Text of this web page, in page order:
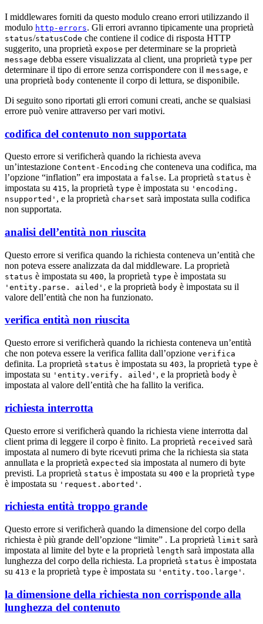
I middlewares forniti da questo modulo creano errori utilizzando il
modulo http-errors. Gli errori avranno tipicamente una proprietà
status/statusCode che contiene il codice di risposta HTTP
suggerito, una proprietà expose per determinare se la proprietà
message debba essere visualizzata al client, una proprietà type per
determinare il tipo di errore senza corrispondere con il message, e
una proprietà body contenente il corpo di lettura, se disponibile.
Di seguito sono riportati gli errori comuni creati, anche se qualsiasi
errore può venire attraverso per vari motivi.
codifica del contenuto non supportata
Questo errore si verificherà quando la richiesta aveva
un’intestazione Content-Encoding che conteneva una codifica, ma
l’opzione “inflation” era impostata a false. La proprietà status è
impostata su 415, la proprietà type è impostata su 'encoding.
nsupported' , e la proprietà charset sarà impostata sulla codifica
non supportata.
analisi dell’entità non riuscita
Questo errore si verifica quando la richiesta conteneva un’entità che
non poteva essere analizzata da dal middleware. La proprietà
status è impostata su 400, la proprietà type è impostata su
'entity.parse. ailed' , e la proprietà body è impostata su il
valore dell’entità che non ha funzionato.
verifica entità non riuscita
Questo errore si verificherà quando la richiesta conteneva un’entità
che non poteva essere la verifica fallita dall’opzione verifica
definita. La proprietà status è impostata su 403, la proprietà type è
impostata su 'entity.verify. ailed' , e la proprietà body è
impostata al valore dell’entità che ha fallito la verifica.
richiesta interrotta
Questo errore si verificherà quando la richiesta viene interrotta dal
client prima di leggere il corpo è finito. La proprietà received sarà
impostata al numero di byte ricevuti prima che la richiesta sia stata
annullata e la proprietà expected sia impostata al numero di byte
previsti. La proprietà status è impostata su 400 e la proprietà type
è impostata su 'request.aborted' .
richiesta entità troppo grande
Questo errore si verificherà quando la dimensione del corpo della
richiesta è più grande dell’opzione “limite” . La proprietà limit sarà
impostata al limite del byte e la proprietà length sarà impostata alla
lunghezza del corpo della richiesta. La proprietà status è impostata
su 413 e la proprietà type è impostata su 'entity.too.large' .
la dimensione della richiesta non corrisponde alla
lunghezza del contenuto